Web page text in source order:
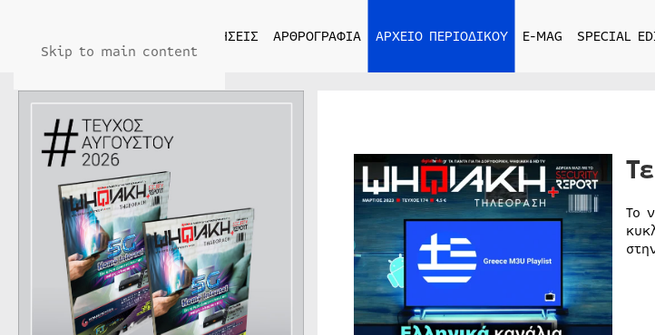
Skip to main content
ΕΙΔΗΣΕΙΣ ΑΡΘΡΟΓΡΑΦΙΑ ΑΡΧΕΙΟ ΠΕΡΙΟΔΙΚΟΥ E-MAG SPECIAL
Το